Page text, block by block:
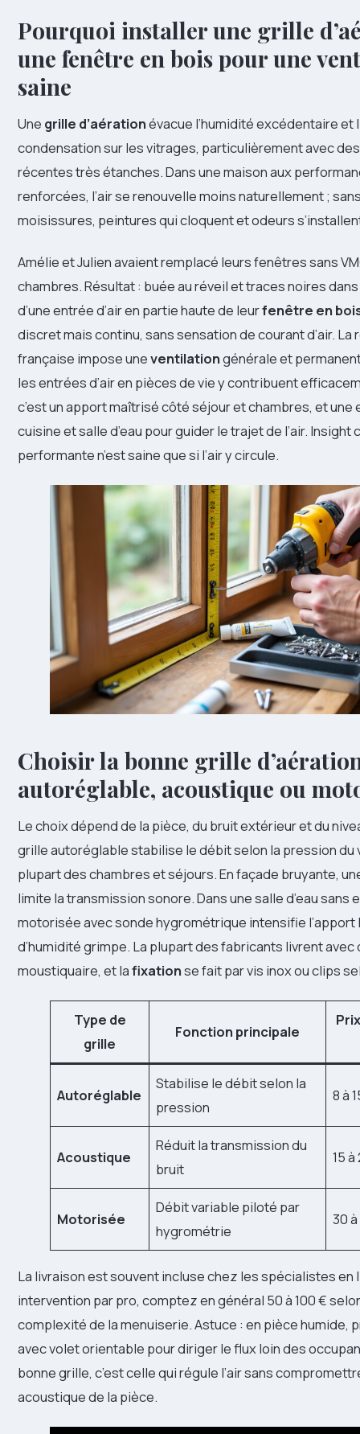
Pourquoi installer une grille
une fenêtre en bois pour une
saine
Une grille d’aérationévacue l’humidité excédentaire et
condensation sur les vitrages, particulièrement avec
récentes très étanches. Dans une maison aux
renforcées, l’air se renouvelle moins naturellement ;
moisissures, peintures qui cloquent et odeurs
Amélie et Julien avaient remplacé leurs fenêtres sans
chambres. Résultat : buée au réveil et traces noires dans
d’une entrée d’air en partie haute de leurfenêtre en
discret mais continu, sans sensation de courant d’air.
française impose uneventilationgénérale et
les entrées d’air en pièces de vie y contribuent
c’est un apport maîtrisé côté séjour et chambres, et
cuisine et salle d’eau pour guider le trajet de l’air. Insight
performante n’est saine que si l’air y circule.
Choisir la bonne grille
autoréglable, acoustique ou
Le choix dépend de la pièce, du bruit extérieur et du
grille autoréglable stabilise le débit selon la pression du
plupart des chambres et séjours. En façade bruyante,
limite la transmission sonore. Dans une salle d’eau sans
motorisée avec sonde hygrométrique intensifie l’apport
d’humidité grimpe. La plupart des fabricants livrent
moustiquaire, et lafixationse fait par vis inox ou clips
Type de
grille
Fonction principale
Autoréglable
Stabilise le débit selon la
pression
8 à
Acoustique
Réduit la transmission du
bruit
15
Motorisée
Débit variable piloté par
hygrométrie
30
La livraison est souvent incluse chez les spécialistes en
intervention par pro, comptez en général 50 à 100 €
complexité de la menuiserie. Astuce : en pièce humide,
avec volet orientable pour diriger le flux loin des
bonne grille, c’est celle qui régule l’air sans
acoustique de la pièce.